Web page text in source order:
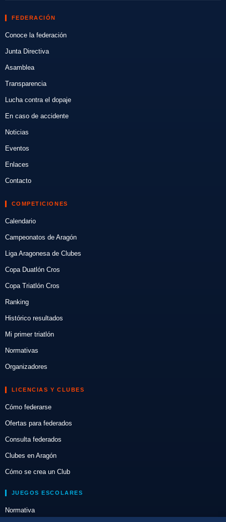
FEDERACIÓN
Conoce la federación
Junta Directiva
Asamblea
Transparencia
Lucha contra el dopaje
En caso de accidente
Noticias
Eventos
Enlaces
Contacto
COMPETICIONES
Calendario
Campeonatos de Aragón
Liga Aragonesa de Clubes
Copa Duatlón Cros
Copa Triatlón Cros
Ranking
Histórico resultados
Mi primer triatlón
Normativas
Organizadores
LICENCIAS Y CLUBES
Cómo federarse
Ofertas para federados
Consulta federados
Clubes en Aragón
Cómo se crea un Club
JUEGOS ESCOLARES
Normativa